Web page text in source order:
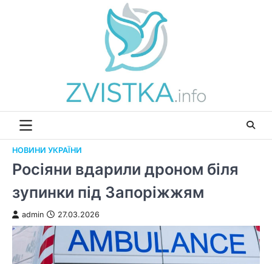
НОВИНИ УКРАЇНИ
Росіяни вдарили дроном біля
зупинки під Запоріжжям
admin 27.03.2026